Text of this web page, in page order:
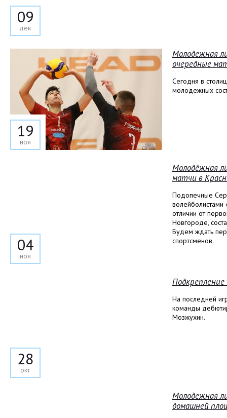
09
дек
19
ноя
Молодежная
очередные
Сегодня в
молодежных
04
ноя
Молодёжная
матчи в
Подопечные
отличии от
Новгороде,
Будем ждать
спортсменов.
28
окт
На последней
команды
Мозжухин.
Молодежная
домашней